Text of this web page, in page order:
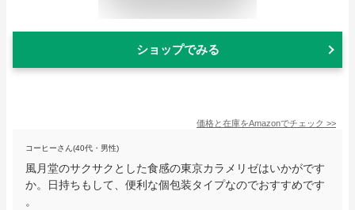
ショップでみる
価格と在庫をAmazonでチェック >>
コーヒーさん(40代・男性)
風月堂のサクサクとした食感の東京カラメリゼはいかがです
か。日持ちもして、便利な個包装タイプなのでおすすめです
。